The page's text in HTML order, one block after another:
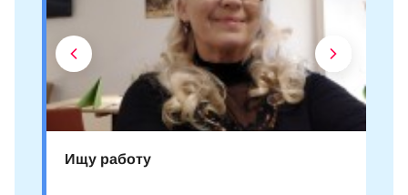
Ищу работу